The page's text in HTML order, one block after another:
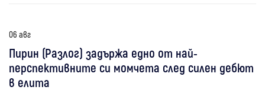
06 авг
Пирин (Разлог) задържа едно от най-
перспективните си момчета след силен дебют
в елита